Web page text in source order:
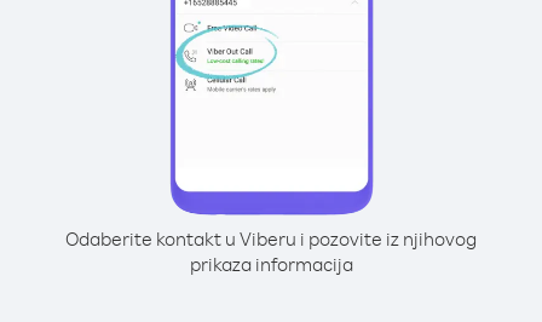
Odaberite kontakt u Viberu i pozovite iz njihovog
prikaza informacija